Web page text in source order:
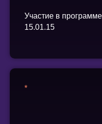
Участие в
15.01.15
*